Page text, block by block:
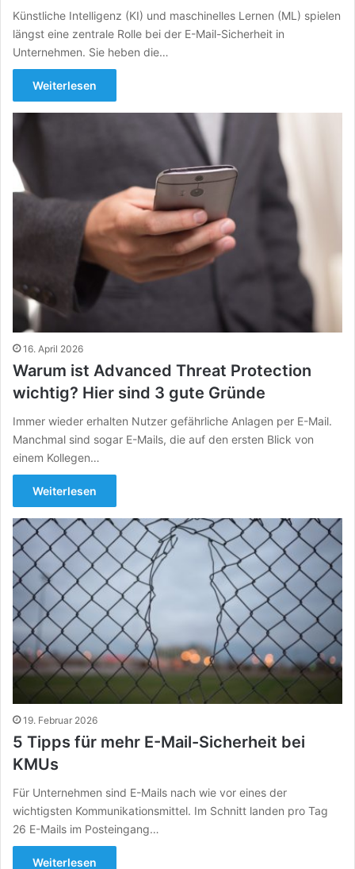
Künstliche Intelligenz (KI) und maschinelles Lernen (ML) spielen
längst eine zentrale Rolle bei der E-Mail-Sicherheit in
Unternehmen. Sie heben die…
Weiterlesen
16. April 2026
Warum ist Advanced Threat Protection
wichtig? Hier sind 3 gute Gründe
Immer wieder erhalten Nutzer gefährliche Anlagen per E-Mail.
Manchmal sind sogar E-Mails, die auf den ersten Blick von
einem Kollegen…
Weiterlesen
19. Februar 2026
5 Tipps für mehr E-Mail-Sicherheit bei
KMUs
Für Unternehmen sind E-Mails nach wie vor eines der
wichtigsten Kommunikationsmittel. Im Schnitt landen pro Tag
26 E-Mails im Posteingang…
Weiterlesen